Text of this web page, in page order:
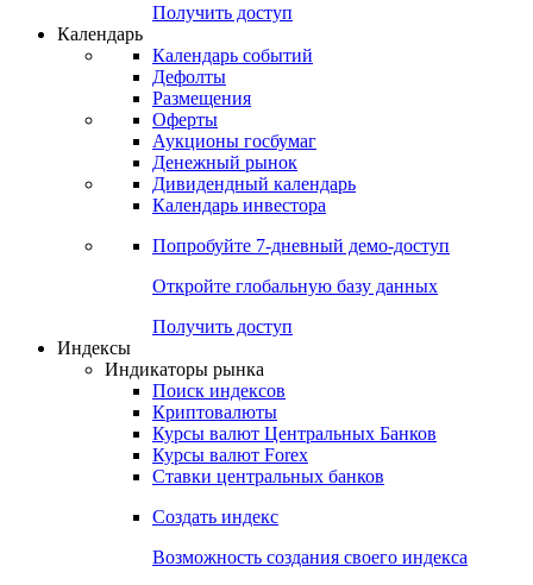
Получить доступ
Календарь
Календарь событий
Дефолты
Размещения
Оферты
Аукционы госбумаг
Денежный рынок
Дивидендный календарь
Календарь инвестора
Попробуйте 7-дневный демо-доступ
Откройте глобальную базу данных
Получить доступ
Индексы
Индикаторы рынка
Поиск индексов
Криптовалюты
Курсы валют Центральных Банков
Курсы валют Forex
Ставки центральных банков
Создать индекс
Возможность создания своего индекса